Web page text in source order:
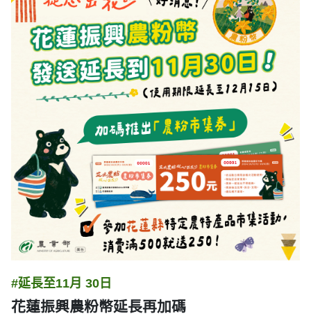
#延長至11月 30日
花蓮振興農粉幣延長再加碼